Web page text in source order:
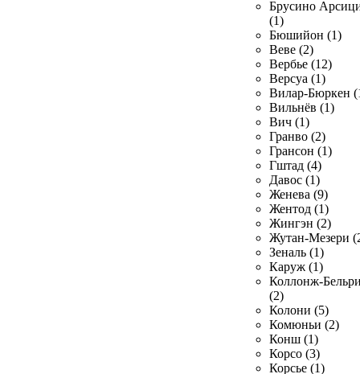
Брусино
(1)
Бюшийон (1)
Веве (2)
Вербье (12)
Версуа (1)
Вилар-Бюркен
Вильнёв (1)
Вич (1)
Гранво (2)
Грансон (1)
Гштад (4)
Давос (1)
Женева (9)
Жентод (1)
Жингэн (2)
Жутан-Мезери
Зеналь (1)
Каруж (1)
Коллонж-
(2)
Колони (5)
Комюньи (2)
Конш (1)
Корсо (3)
Корсье (1)